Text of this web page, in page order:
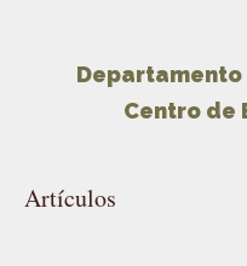
Departamento
Centro de
Artículos